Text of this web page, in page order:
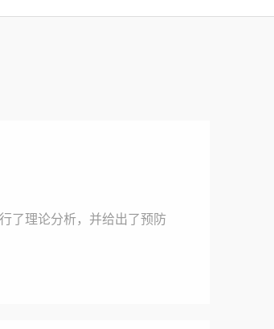
了理论分析，并给出了预防